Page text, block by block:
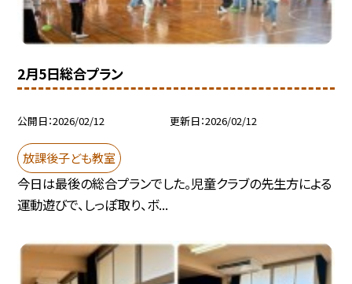
2月5日総合プラン
公開日 2026/02/12 更新日 2026/02/12
放課後子ども教室
今日は最後の総合プランでした。児童クラブの先生方による
運動遊びで、しっぽ取り、ボ...